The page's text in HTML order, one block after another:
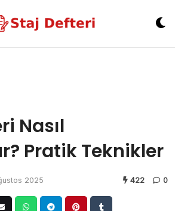
Nasıl
Pratik Teknikler
2025 422 0